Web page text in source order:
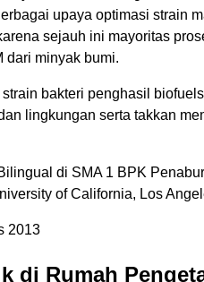
upaya optimasi strain
sejauh ini mayoritas
dari minyak bumi.
bakteri penghasil
lingkungan serta takkan
di SMA 1 BPK
of California, Los
2013
di Rumah